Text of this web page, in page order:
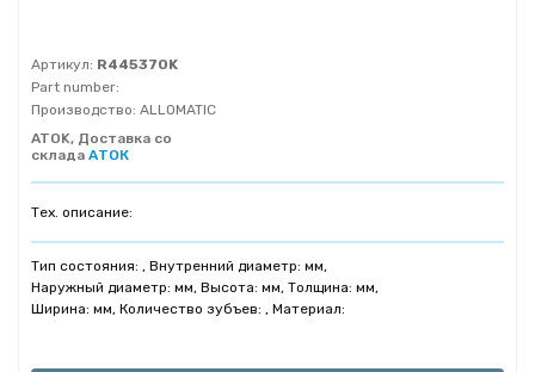
Артикул: R445370K
Part number:
Производство: ALLOMATIC
ATOK, Доставка со
склада АТОК
Тех. описание:
Тип состояния: , Внутренний диаметр: мм,
Наружный диаметр: мм, Высота: мм, Толщина: мм,
Ширина: мм, Количество зубъев: , Материал: